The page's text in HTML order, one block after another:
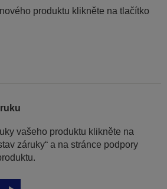
produktu klikněte na tlačítko
vašeho produktu klikněte na
záruky“ a na stránce podpory